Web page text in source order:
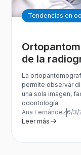
Tendencias en
de la
La
permite observar
una sola imagen,
odontología.
Ana Fernández 6/3/
Leer más